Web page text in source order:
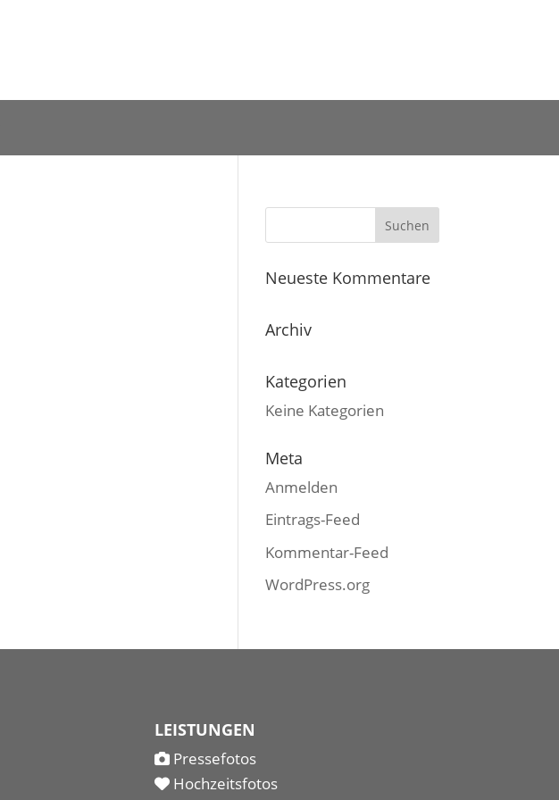
Neueste Kommentare
Archiv
Kategorien
Keine Kategorien
Meta
Anmelden
Eintrags-Feed
Kommentar-Feed
WordPress.org
LEISTUNGEN
Pressefotos
Hochzeitsfotos